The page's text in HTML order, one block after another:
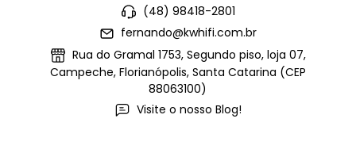
(48) 98418-2801
fernando@kwhifi.com.br
Rua do Gramal 1753, Segundo piso, loja 07,
Campeche, Florianópolis, Santa Catarina (CEP
88063100)
Visite o nosso Blog!